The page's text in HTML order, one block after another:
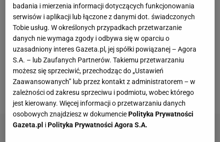
odejdzie, więc doświadczenie 27-letniego
Portugalczyka powinno się przydaćLegii. W
minionym sezonie były gracz Panetolikosu wystąpił
zaledwie 13 razy wlidze. Na koncie ma też sześć
meczóww eliminacjach do Ligi Europy, oraz dwa
spotkania w Pucharze
Polski. Spędził na boisku
łącznie 1476 minut.
badania i mierzenia informacji dotyczących funkcjonowania
serwisów i aplikacji lub łączone z danymi dot. świadczonych
Tobie usług. W określonych przypadkach przetwarzanie
danych nie wymaga zgody i odbywa się w oparciu o
uzasadniony interes Gazeta.pl, jej spółki powiązanej – Agora
S.A. – lub Zaufanych Partnerów. Takiemu przetwarzaniu
możesz się sprzeciwić, przechodząc do „Ustawień
Zaawansowanych” lub przez kontakt z administratorem – w
zależności od zakresu sprzeciwu i podmiotu, wobec którego
jest kierowany. Więcej informacji o przetwarzaniu danych
osobowych znajdziesz w dokumenciePolityka Prywatności
Gazeta.pl iPolityka Prywatności Agora S.A.